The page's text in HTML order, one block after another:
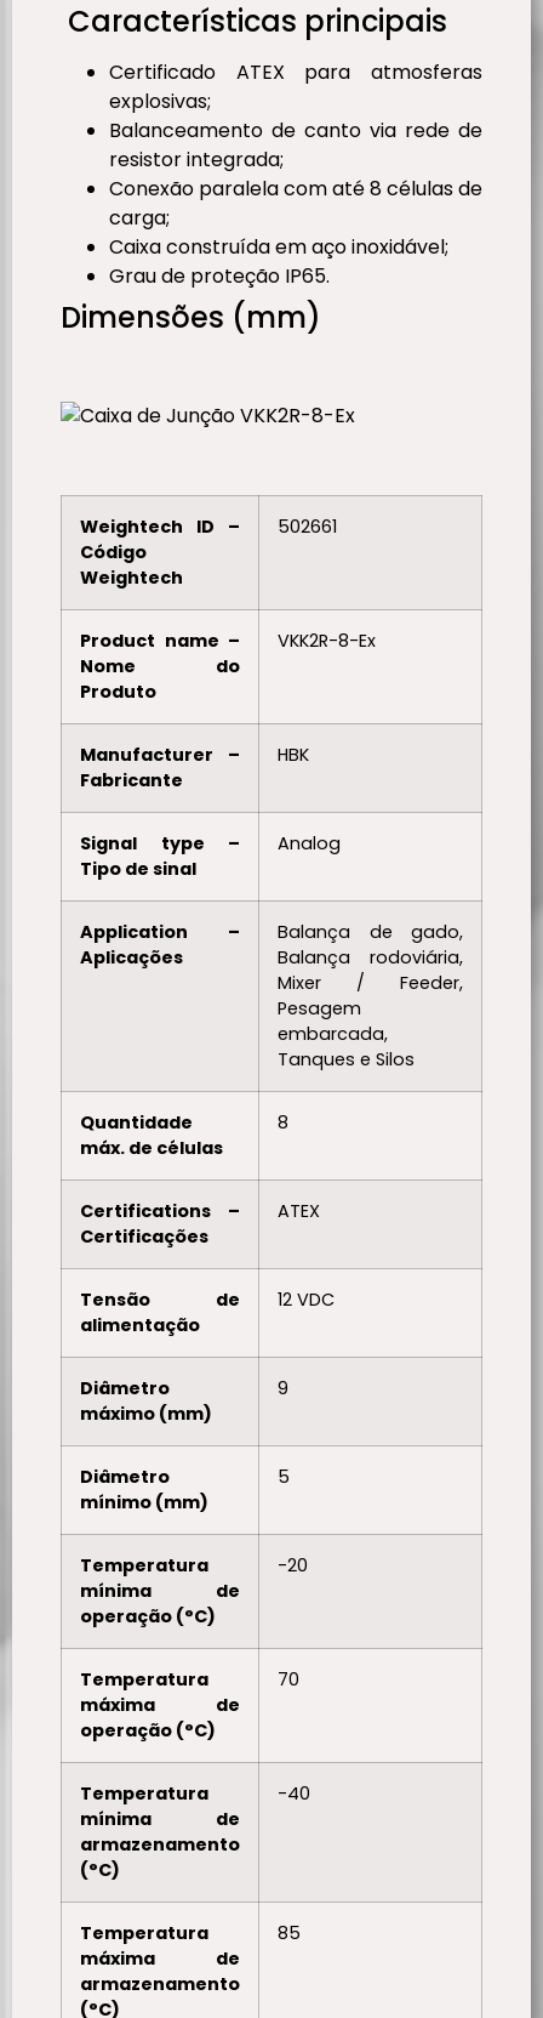
Características principais
Certificado ATEX para atmosferas
explosivas;
Balanceamento de canto via rede de
resistor integrada;
Conexão paralela com até 8 células de
carga;
Caixa construída em aço inoxidável;
Grau de proteção IP65.
Dimensões (mm)
Weightech ID –
Código
Weightech
502661
Product name –
Nome do
Produto
VKK2R-8-Ex
Manufacturer –
Fabricante
HBK
Signal type –
Tipo de sinal
Analog
Application –
Aplicações
Balança de gado,
Balança rodoviária,
Mixer / Feeder,
Pesagem
embarcada,
Tanques e Silos
Quantidade
máx. de células
8
Certifications –
Certificações
ATEX
Tensão de
alimentação
12 VDC
Diâmetro
máximo (mm)
9
Diâmetro
mínimo (mm)
5
Temperatura
mínima de
operação (°C)
-20
Temperatura
máxima de
operação (°C)
70
Temperatura
mínima de
armazenamento
(°C)
-40
Temperatura
máxima de
armazenamento
(°C)
85